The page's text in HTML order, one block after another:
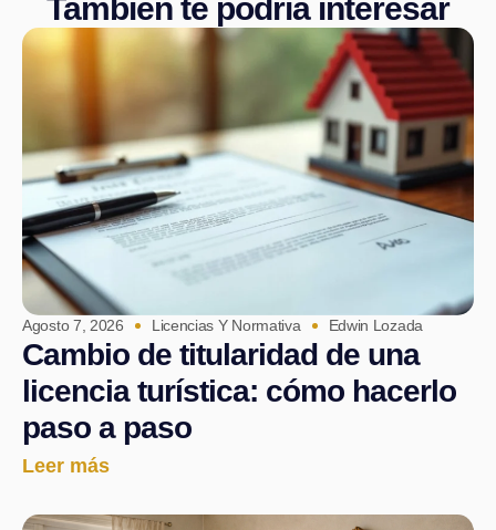
También te podría interesar
Agosto 7, 2026 Licencias Y Normativa Edwin Lozada
Cambio de titularidad de una
licencia turística: cómo hacerlo
paso a paso
Leer más